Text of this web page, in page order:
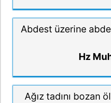
Abdest üzerine
Hz
Ağız tadını bozan